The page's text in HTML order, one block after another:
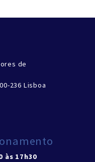
de
236 Lisboa
às 17h30